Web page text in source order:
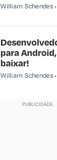
William Schendes
para
baixar!
William Schendes